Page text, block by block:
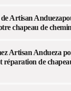
de Artisan
chapeau de
Artisan Andueza
réparation de